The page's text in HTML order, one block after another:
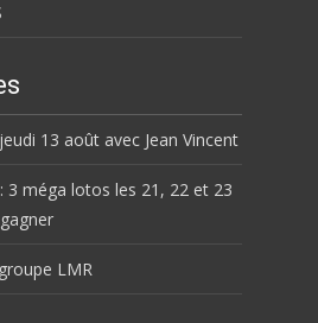
13 août avec Jean Vincent
3 méga lotos les 21, 22 et 23
LMR